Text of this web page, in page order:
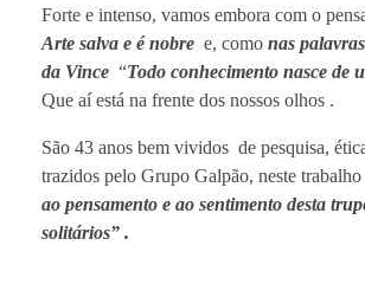
Forte e intenso, vamos embora com o
Arte salva e é nobre e, como nas
da Vince “Todo conhecimento nasce de
Que aí está na frente dos nossos olhos .
São 43 anos bem vividos de pesquisa,
trazidos pelo Grupo Galpão, neste trabalho
ao pensamento e ao sentimento desta
solitários” .